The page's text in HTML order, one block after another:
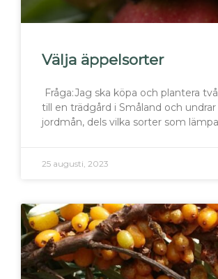
Välja äppelsorter
Fråga:Jag ska köpa och plantera
till en trädgård i Småland och
jordmån, dels vilka sorter som
25 augusti, 2023